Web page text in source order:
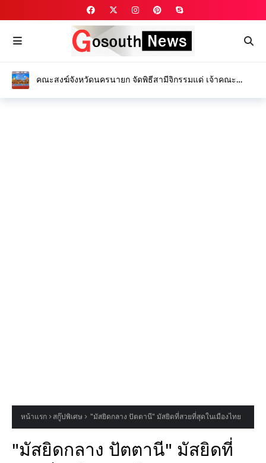
คณะสงฆ์จังหวัดนครนายก จัดพิธีสามีจิกรรมแด่ เจ้าคณะ
หน้าแรก สกู๊ปพิเศษ "มัสยิดกลาง ปัตตานี" มัสยิดที่สวยที่สุดในเมืองไทย
"มัสยิดกลาง ปัตตานี" มัสยิดที่